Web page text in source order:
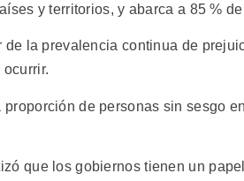
y territorios, y abarca a 85 %
de la prevalencia continua de
de personas sin sesgo
que los gobiernos tienen un